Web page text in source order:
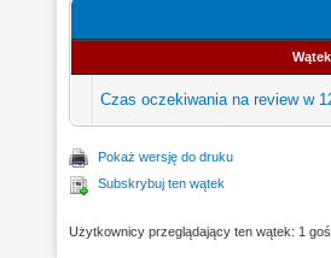
Czas oczekiwania na review w
Pokaż wersję do druku
Subskrybuj ten wątek
Użytkownicy przeglądający ten wątek: 1